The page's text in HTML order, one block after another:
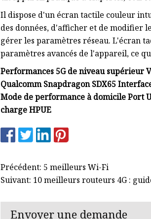
Il dispose d'un écran tactile couleur
des données, d'afficher et de modifier
gérer les paramètres réseau. L'écran
paramètres avancés de l'appareil, ce
Performances 5G de niveau supérieur
Qualcomm Snapdragon SDX65
Mode de performance à domicile Port
charge HPUE
Précédent: 5 meilleurs Wi-Fi
Suivant: 10 meilleurs routeurs 4G :
Envoyer une demande